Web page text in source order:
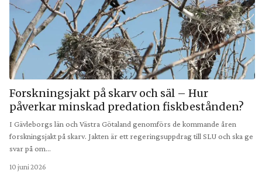
Forskningsjakt på skarv och säl – Hur
påverkar minskad predation fiskbestånden?
I Gävleborgs län och Västra Götaland genomförs de kommande åren
forskningsjakt på skarv. Jakten är ett regeringsuppdrag till SLU och ska ge
svar på om…
10 juni 2026